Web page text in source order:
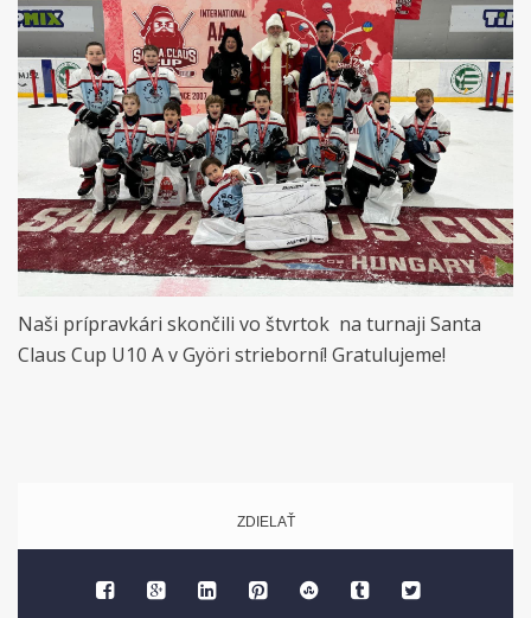
Naši prípravkári skončili vo štvrtok na turnaji Santa
Claus Cup U10 A v Györi strieborní! Gratulujeme!
ZDIELAŤ